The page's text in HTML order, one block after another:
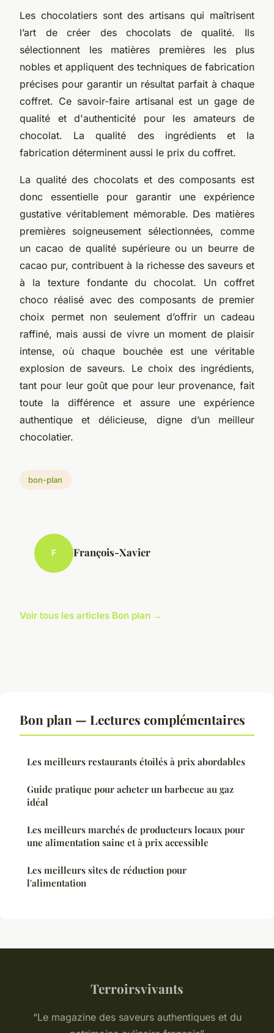
Les chocolatiers sont des artisans qui maîtrisent
l’art de créer des chocolats de qualité. Ils
sélectionnent les matières premières les plus
nobles et appliquent des techniques de fabrication
précises pour garantir un résultat parfait à chaque
coffret. Ce savoir-faire artisanal est un gage de
qualité et d'authenticité pour les amateurs de
chocolat. La qualité des ingrédients et la
fabrication déterminent aussi le prix du coffret.
La qualité des chocolats et des composants est
donc essentielle pour garantir une expérience
gustative véritablement mémorable. Des matières
premières soigneusement sélectionnées, comme
un cacao de qualité supérieure ou un beurre de
cacao pur, contribuent à la richesse des saveurs et
à la texture fondante du chocolat. Un coffret
choco réalisé avec des composants de premier
choix permet non seulement d’offrir un cadeau
raffiné, mais aussi de vivre un moment de plaisir
intense, où chaque bouchée est une véritable
explosion de saveurs. Le choix des ingrédients,
tant pour leur goût que pour leur provenance, fait
toute la différence et assure une expérience
authentique et délicieuse, digne d’un meilleur
chocolatier.
bon-plan
F François-Xavier
Voir tous les articles Bon plan →
Bon plan — Lectures complémentaires
Les meilleurs restaurants étoilés à prix abordables
Guide pratique pour acheter un barbecue au gaz
idéal
Les meilleurs marchés de producteurs locaux pour
une alimentation saine et à prix accessible
Les meilleurs sites de réduction pour
l'alimentation
Terroirsvivants
“Le magazine des saveurs authentiques et du